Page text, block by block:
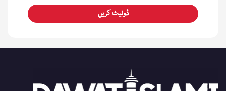
ڈونیٹ کریں